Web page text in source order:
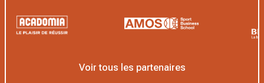
Voir tous les partenaires